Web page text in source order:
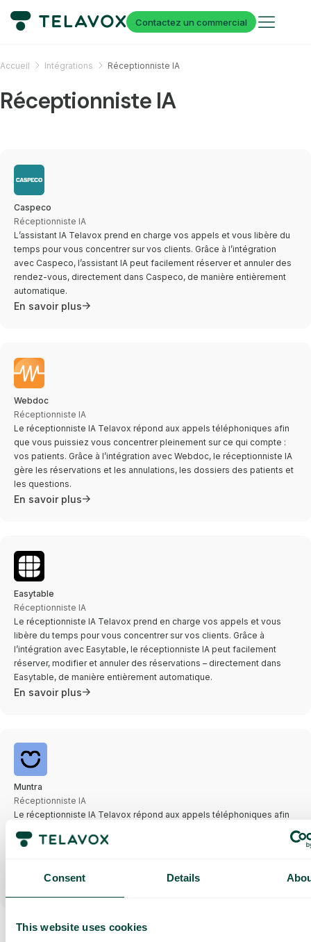
Consent Details
This website uses cookies
Contactez un commercial
Accueil Intégrations Réceptionniste IA
Réceptionniste IA
Caspeco
Réceptionniste IA
L’assistant IA Telavox prend en charge vos appels et vous libère du
temps pour vous concentrer sur vos clients. Grâce à l’intégration
avec Caspeco, l’assistant IA peut facilement réserver et annuler des
rendez-vous, directement dans Caspeco, de manière entièrement
automatique.
En savoir plus
Webdoc
Réceptionniste IA
Le réceptionniste IA Telavox répond aux appels téléphoniques afin
que vous puissiez vous concentrer pleinement sur ce qui compte :
vos patients. Grâce à l’intégration avec Webdoc, le réceptionniste IA
gère les réservations et les annulations, les dossiers des patients et
les questions.
En savoir plus
Easytable
Réceptionniste IA
Le réceptionniste IA Telavox prend en charge vos appels et vous
libère du temps pour vous concentrer sur vos clients. Grâce à
l’intégration avec Easytable, le réceptionniste IA peut facilement
réserver, modifier et annuler des réservations – directement dans
Easytable, de manière entièrement automatique.
En savoir plus
Muntra
Réceptionniste IA
Le réceptionniste IA Telavox répond aux appels téléphoniques afin
vos patients. Grâce à l’intégration à Muntra, le réceptionniste IA gère
En savoir plus